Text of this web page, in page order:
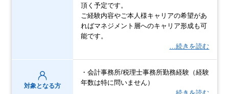
頂く予定です。
ご経験内容やご本人様キャリアの希望があ
ればマネジメント層へのキャリア形成も可
能です。
…続きを読む
対象となる方
・会計事務所/税理士事務所勤務経験（経験
年数は特に問いません）